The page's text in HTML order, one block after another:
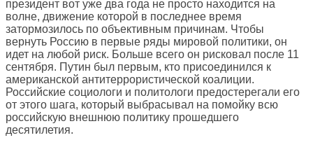
президент вот уже два года не просто находится на
волне, движение которой в последнее время
затормозилось по объективным причинам. Чтобы
вернуть Россию в первые ряды мировой политики, он
идет на любой риск. Больше всего он рисковал после 11
сентября. Путин был первым, кто присоединился к
американской антитеррористической коалиции.
Российские социологи и политологи предостерегали его
от этого шага, который выбрасывал на помойку всю
российскую внешнюю политику прошедшего
десятилетия.